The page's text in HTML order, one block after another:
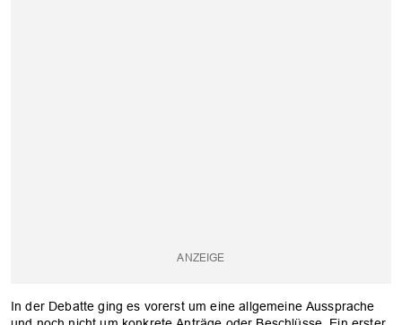
In der Debatte ging es vorerst um eine allgemeine Aussprache